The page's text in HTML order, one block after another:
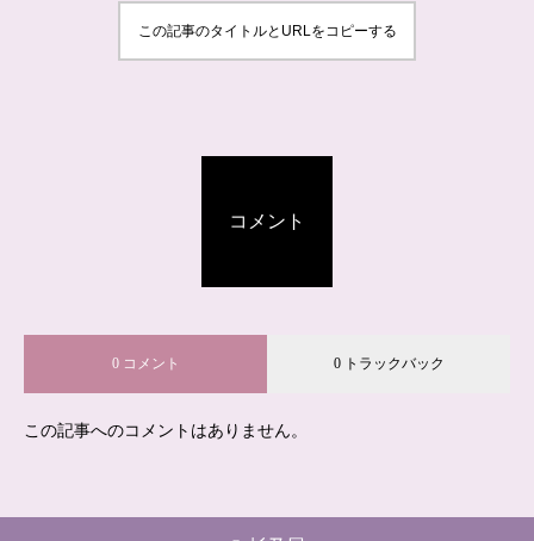
この記事のタイトルとURLをコピーする
コメント
0 コメント 0 トラックバック
この記事へのコメントはありません。